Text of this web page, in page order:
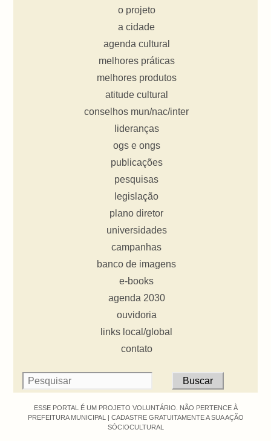
o projeto
a cidade
agenda cultural
melhores práticas
melhores produtos
atitude cultural
conselhos mun/nac/inter
lideranças
ogs e ongs
publicações
pesquisas
legislação
plano diretor
universidades
campanhas
banco de imagens
e-books
agenda 2030
ouvidoria
links local/global
contato
ESSE PORTAL É UM PROJETO VOLUNTÁRIO. NÃO PERTENCE À
PREFEITURA MUNICIPAL | CADASTRE GRATUITAMENTE A SUA AÇÃO
SÓCIOCULTURAL